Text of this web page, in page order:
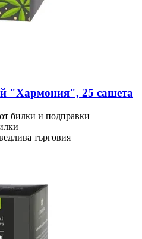
"Хармония", 25 сашета
билки и подправки
търговия